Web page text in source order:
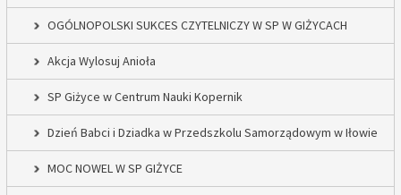
OGÓLNOPOLSKI SUKCES CZYTELNICZY W SP W GIŻYCACH
Akcja Wylosuj Anioła
SP Giżyce w Centrum Nauki Kopernik
Dzień Babci i Dziadka w Przedszkolu Samorządowym w Iłowie
MOC NOWEL W SP GIŻYCE